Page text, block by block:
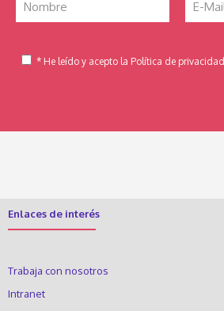
* He leído y acepto la Política de privacidad
Enlaces de interés
Trabaja con nosotros
Intranet